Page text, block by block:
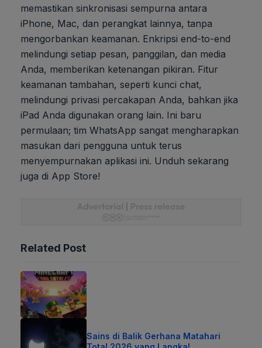
memastikan sinkronisasi sempurna antara
iPhone, Mac, dan perangkat lainnya, tanpa
mengorbankan keamanan. Enkripsi end-to-end
melindungi setiap pesan, panggilan, dan media
Anda, memberikan ketenangan pikiran. Fitur
keamanan tambahan, seperti kunci chat,
melindungi privasi percakapan Anda, bahkan jika
iPad Anda digunakan orang lain. Ini baru
permulaan; tim WhatsApp sangat mengharapkan
masukan dari pengguna untuk terus
menyempurnakan aplikasi ini. Unduh sekarang
juga di App Store!
Related Post
Sains di Balik Gerhana Matahari